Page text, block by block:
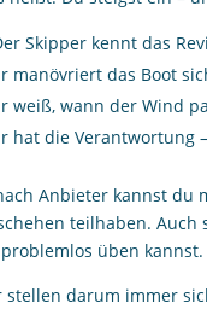
Skipper kennt das
manövriert das Boot
weiß, wann der Wind
hat die Verantwortung
Anbieter kannst du
teilhaben. Auch
üben kannst.
stellen darum immer